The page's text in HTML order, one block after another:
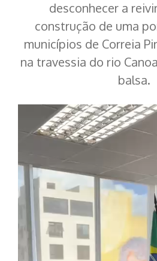
desconhecer a
construção de uma
municípios de Correia
na travessia do rio
balsa.
Tocador